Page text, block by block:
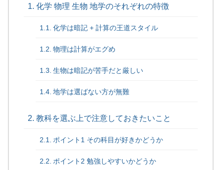
化学 物理 生物 地学のそれぞれの特徴
化学は暗記 + 計算の王道スタイル
物理は計算がエグめ
生物は暗記が苦手だと厳しい
地学は選ばない方が無難
教科を選ぶ上で注意しておきたいこと
ポイント1 その科目が好きかどうか
ポイント2 勉強しやすいかどうか